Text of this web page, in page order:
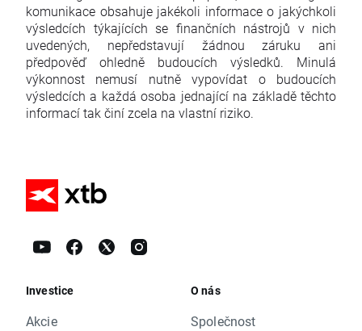
komunikace obsahuje jakékoli informace o jakýchkoli
výsledcích týkajících se finančních nástrojů v nich
uvedených, nepředstavují žádnou záruku ani
předpověď ohledně budoucích výsledků. Minulá
výkonnost nemusí nutně vypovídat o budoucích
výsledcích a každá osoba jednající na základě těchto
informací tak činí zcela na vlastní riziko.
Investice
Akcie
O nás
Společnost